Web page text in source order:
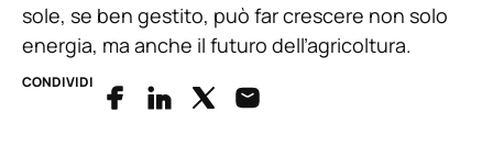
sole, se ben gestito, può far crescere non solo
energia, ma anche il futuro dell’agricoltura.
CONDIVIDI